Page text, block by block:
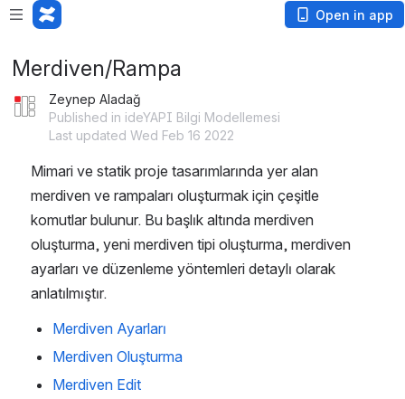
Open in app
Merdiven/Rampa
Zeynep Aladağ
Published in ideYAPI Bilgi Modellemesi
Last updated Wed Feb 16 2022
Mimari ve statik proje tasarımlarında yer alan
merdiven ve rampaları oluşturmak için çeşitle
komutlar bulunur. Bu başlık altında merdiven
oluşturma, yeni merdiven tipi oluşturma, merdiven
ayarları ve düzenleme yöntemleri detaylı olarak
anlatılmıştır.
Merdiven Ayarları
Merdiven Oluşturma
Merdiven Edit